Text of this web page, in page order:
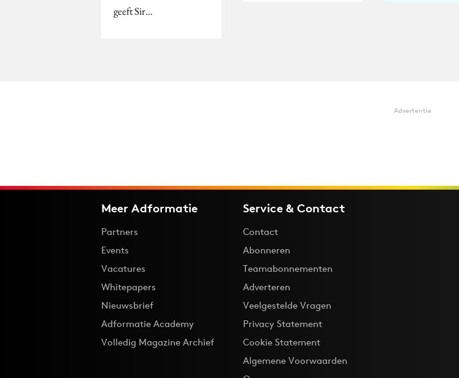
geeft Sir…
Advertentie
Meer Adformatie
Partners
Events
Vacatures
Whitepapers
Nieuwsbrief
Adformatie Academy
Volledig Magazine Archief
Service & Contact
Contact
Abonneren
Teamabonnementen
Adverteren
Veelgestelde Vragen
Privacy Statement
Cookie Statement
Algemene Voorwaarden